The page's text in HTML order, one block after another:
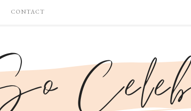
CONTACT